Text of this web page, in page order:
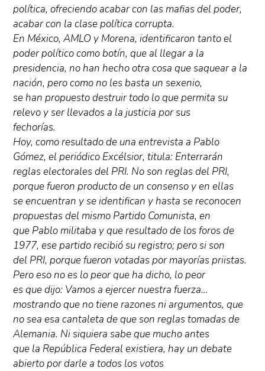
política, ofreciendo acabar con las mafias del poder,
acabar con la clase política corrupta.
En México, AMLO y Morena, identificaron tanto el
poder político como botín, que al llegar a la
presidencia, no han hecho otra cosa que saquear a la
nación, pero como no les basta un sexenio,
se han propuesto destruir todo lo que permita su
relevo y ser llevados a la justicia por sus
fechorías.
Hoy, como resultado de una entrevista a Pablo
Gómez, el periódico Excélsior, titula: Enterrarán
reglas electorales del PRI. No son reglas del PRI,
porque fueron producto de un consenso y en ellas
se encuentran y se identifican y hasta se reconocen
propuestas del mismo Partido Comunista, en
que Pablo militaba y que resultado de los foros de
1977, ese partido recibió su registro; pero si son
del PRI, porque fueron votadas por mayorías priistas.
Pero eso no es lo peor que ha dicho, lo peor
es que dijo: Vamos a ejercer nuestra fuerza…
mostrando que no tiene razones ni argumentos, que
no sea esa cantaleta de que son reglas tomadas de
Alemania. Ni siquiera sabe que mucho antes
que la República Federal existiera, hay un debate
abierto por darle a todos los votos